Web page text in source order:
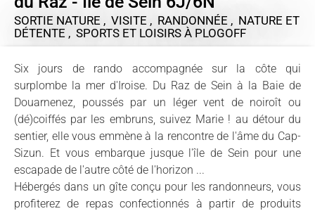
SORTIE NATURE , VISITE , RANDONNÉE , NATURE ET
DÉTENTE , SPORTS ET LOISIRS À PLOGOFF
Six jours de rando accompagnée sur la côte qui
surplombe la mer d'Iroise. Du Raz de Sein à la Baie de
Douarnenez, poussés par un léger vent de noiroît ou
(dé)coiffés par les embruns, suivez Marie ! au détour du
sentier, elle vous emmène à la rencontre de l'âme du Cap-
Sizun. Et vous embarque jusque l'île de Sein pour une
escapade de l'autre côté de l'horizon ...
Hébergés dans un gîte conçu pour les randonneurs, vous
profiterez de repas confectionnés à partir de produits